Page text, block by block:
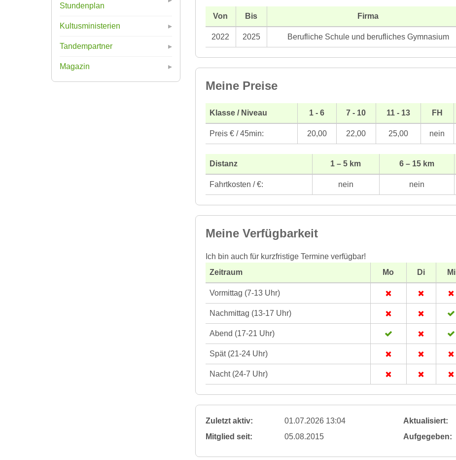
Stundenplan
Kultusministerien
Tandempartner
Magazin
Von Bis Firma
2022 2025 Berufliche Schule und berufliches Gymnasium
Meine Preise
Klasse / Niveau 1 - 6 7 - 10 11 - 13 FH
Preis € / 45min: 20,00 22,00 25,00 nein
Distanz 1 – 5 km 6 – 15 km
Fahrtkosten / €: nein nein
Meine Verfügbarkeit
Ich bin auch für kurzfristige Termine verfügbar!
Zeitraum
Mo Di Mi
Vormittag (7-13 Uhr)
Nachmittag (13-17 Uhr)
Abend (17-21 Uhr)
Spät (21-24 Uhr)
Nacht (24-7 Uhr)
Zuletzt aktiv: 01.07.2026 13:04 Aktualisiert:
Mitglied seit:
05.08.2015 Aufgegeben: